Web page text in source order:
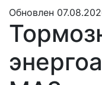
Обновлен